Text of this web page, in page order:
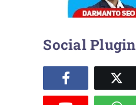
Social Plugin